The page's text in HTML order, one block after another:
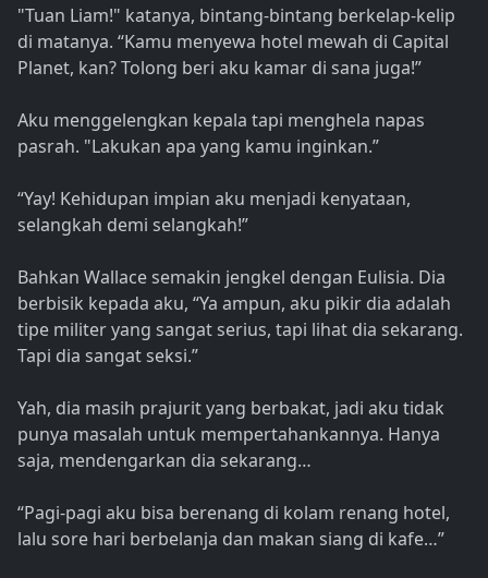
"Tuan Liam!" katanya, bintang-bintang berkelap-kelip
di matanya. “Kamu menyewa hotel mewah di Capital
Planet, kan? Tolong beri aku kamar di sana juga!”
Aku menggelengkan kepala tapi menghela napas
pasrah. "Lakukan apa yang kamu inginkan.”
“Yay! Kehidupan impian aku menjadi kenyataan,
selangkah demi selangkah!”
Bahkan Wallace semakin jengkel dengan Eulisia. Dia
berbisik kepada aku, “Ya ampun, aku pikir dia adalah
tipe militer yang sangat serius, tapi lihat dia sekarang.
Tapi dia sangat seksi.”
Yah, dia masih prajurit yang berbakat, jadi aku tidak
punya masalah untuk mempertahankannya. Hanya
saja, mendengarkan dia sekarang…
“Pagi-pagi aku bisa berenang di kolam renang hotel,
lalu sore hari berbelanja dan makan siang di kafe…”